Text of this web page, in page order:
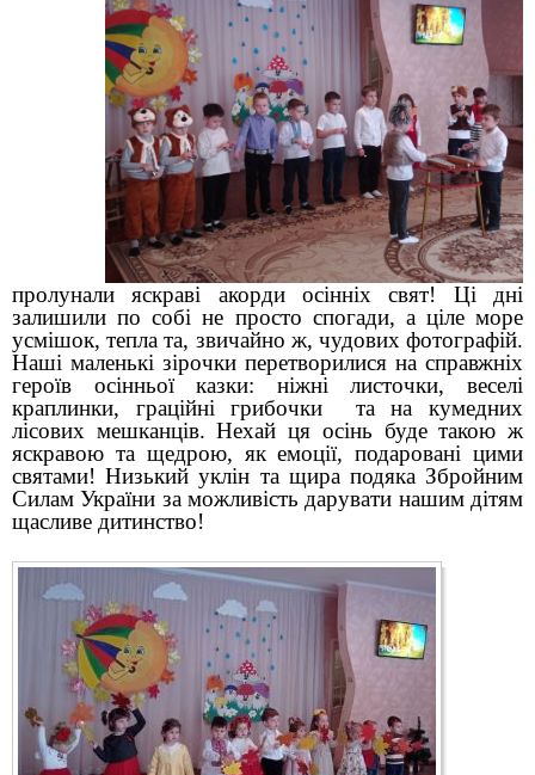
пролунали яскраві акорди осінніх свят! Ці дні
залишили по собі не просто спогади, а ціле море
усмішок, тепла та, звичайно ж, чудових фотографій.
Наші маленькі зірочки перетворилися на справжніх
героїв осінньої казки: ніжнілисточки, веселі
краплинки, граційні грибочки та на кумедних
лісових мешканців. Нехай ця осінь буде такою ж
яскравою та щедрою, як емоції, подаровані цими
святами!Низький уклін та щира подяка Збройним
Силам України за можливість дарувати нашим дітям
щасливе дитинство!